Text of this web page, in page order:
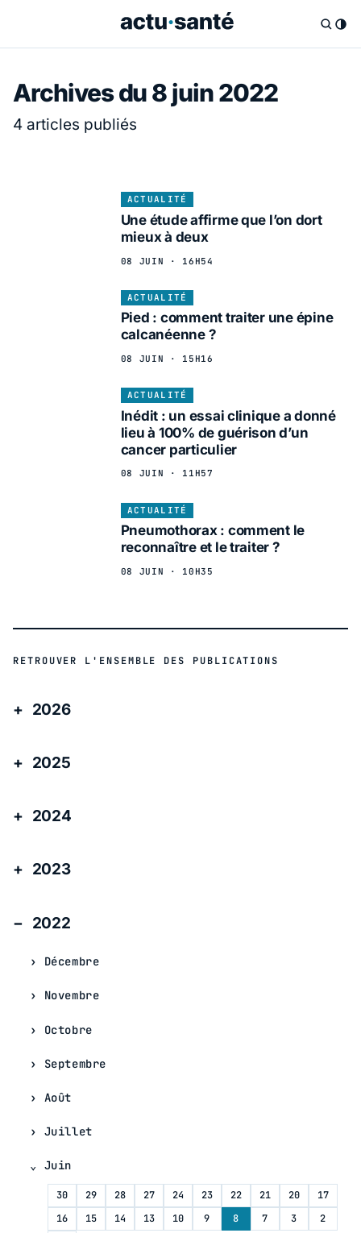
Archives du 8 juin 2022
4 articles publiés
ACTUALITÉ
Une étude affirme que l’on dort
mieux à deux
08 JUIN · 16H54
ACTUALITÉ
Pied : comment traiter une épine
calcanéenne ?
08 JUIN · 15H16
ACTUALITÉ
Inédit : un essai clinique a donné
lieu à 100% de guérison d’un
cancer particulier
08 JUIN · 11H57
ACTUALITÉ
Pneumothorax : comment le
reconnaître et le traiter ?
08 JUIN · 10H35
RETROUVER L'ENSEMBLE DES PUBLICATIONS
2026
2025
2024
2023
2022
Décembre
Novembre
Octobre
Septembre
Août
Juillet
Juin
30 29 28 27 24 23 22 21 20
17
16
15 14 13 10 9 8 7 3
2